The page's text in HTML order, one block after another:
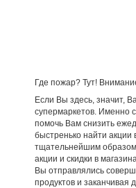
Где пожар? Тут!
Если Вы здесь, значит,
супермаркетов. Именно
помочь Вам снизить
быстренько найти акции
тщательнейшим
акции и скидки в
Вы отправлялись
продуктов и заканчивая